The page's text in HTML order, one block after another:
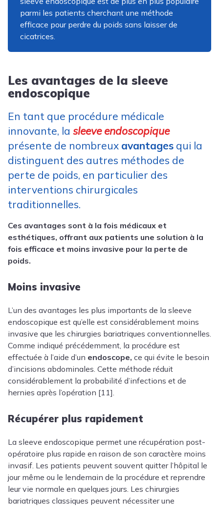
parmi les patients cherchant une méthode
efficace pour perdre du poids sans laisser de
cicatrices.
Les avantages de la sleeve
endoscopique
En tant que procédure médicale
innovante, la sleeve endoscopique
présente de nombreux avantages qui la
distinguent des autres méthodes de
perte de poids, en particulier des
interventions chirurgicales
traditionnelles.
Ces avantages sont à la fois médicaux et
esthétiques, offrant aux patients une solution à la
fois efficace et moins invasive pour la perte de
poids.
Moins invasive
L’un des avantages les plus importants de la sleeve
endoscopique est qu’elle est considérablement moins
invasive que les chirurgies bariatriques conventionnelles.
Comme indiqué précédemment, la procédure est
effectuée à l’aide d’un endoscope, ce qui évite le besoin
d’incisions abdominales. Cette méthode réduit
considérablement la probabilité d’infections et de
hernies après l’opération [11].
Récupérer plus rapidement
La sleeve endoscopique permet une récupération post-
opératoire plus rapide en raison de son caractère moins
invasif. Les patients peuvent souvent quitter l’hôpital le
jour même ou le lendemain de la procédure et reprendre
leur vie normale en quelques jours. Les chirurgies
bariatriques classiques peuvent nécessiter une